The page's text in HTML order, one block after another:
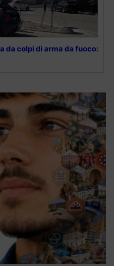
da colpi di arma da fuoco: